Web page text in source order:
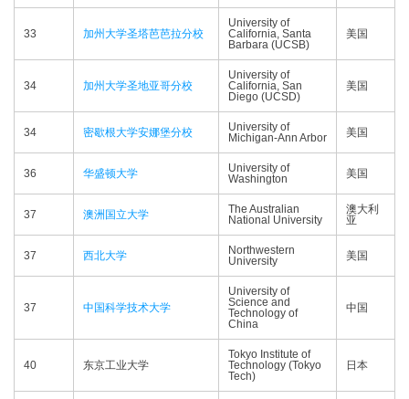
33 加州大学圣塔芭芭拉分校
University of
California, Santa
Barbara (UCSB)
美国
34 加州大学圣地亚哥分校
University of
California, San
Diego (UCSD)
美国
34 密歇根大学安娜堡分校
University of
Michigan-Ann Arbor
美国
36 华盛顿大学
University of
Washington
美国
37 澳洲国立大学
The Australian
National University
澳大利
亚
37 西北大学
Northwestern
University
美国
37 中国科学技术大学
University of
Science and
Technology of
China
中国
40 东京工业大学
Tokyo Institute of
Technology (Tokyo
Tech)
日本